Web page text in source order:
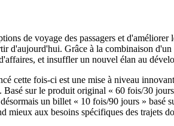
de voyage des passagers et
d'aujourd'hui. Grâce à la combinaison
et insuffler un nouvel élan au
cette fois-ci est une mise à niveau
sur le produit original « 60 fois/30
un billet « 10 fois/90 jours » basé
mieux aux besoins spécifiques des trajets